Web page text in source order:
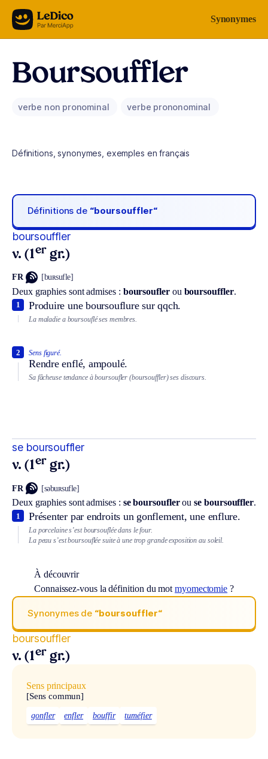
Aller au contenu Synonymes
Boursouffler
verbe non pronominal verbe prononominal
Définitions, synonymes, exemples en français
Définitions de “boursouffler“
boursouffler
v. (1er gr.)
FR [buʀsufle]
Deux graphies sont admises : boursouflerou boursouffler.
Produire une boursouflure sur qqch.
1
La maladie a boursouflé ses membres.
Sens figuré.
Rendre enflé, ampoulé.
2
Sa fâcheuse tendance à boursoufler (boursouffler) ses discours.
se boursouffler
v. (1er gr.)
FR [səbuʀsufle]
Deux graphies sont admises : se boursouflerouse boursouffler.
Présenter par endroits un gonflement, une enflure.
1
La porcelaine s’est boursouflée dans le four.
La peau s’est boursouflée suite à une trop grande exposition au soleil.
À découvrir
Connaissez-vous la définition du motmyomectomie ?
Synonymes de “boursouffler“
boursouffler
v. (1er gr.)
Sens principaux
[Sens commun]
gonfler enfler bouffir tuméfier